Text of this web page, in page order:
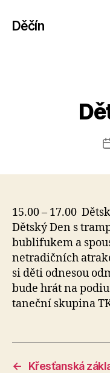
Děčín
15.00 – 17.00
Dětský Den s
bublifukem a
netradičních
si děti odnesou
bude hrát na
taneční skupina
←
Křesťanská